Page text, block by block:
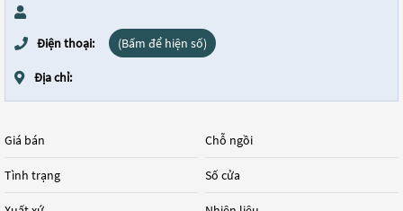
Điện thoại: (Bấm để hiện số)
Địa chỉ:
Giá bán
Tình trạng
Chỗ ngồi
Số cửa